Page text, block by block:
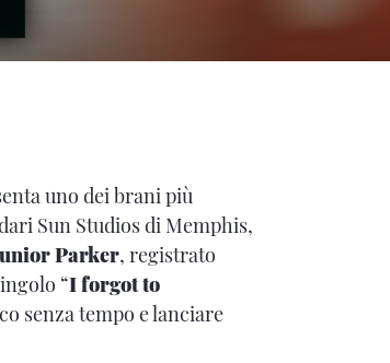
uno dei brani più
Sun Studios di Memphis,
Parker, registrato
“I forgot to
senza tempo e lanciare